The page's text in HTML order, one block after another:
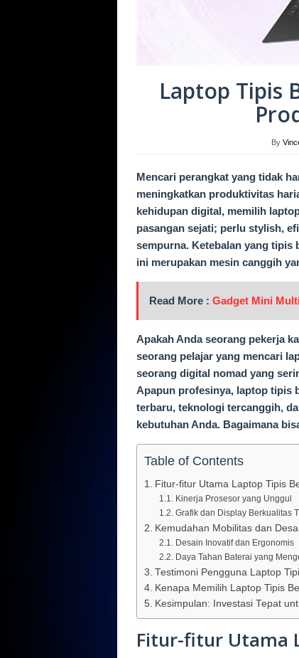
Laptop Tipis
By
Mencari perangkat yang tidak
meningkatkan produktivitas
kehidupan digital, memilih
pasangan sejati; perlu stylish,
sempurna. Ketebalan yang
ini merupakan mesin canggih
Read More : Gadget Mini
Apakah Anda seorang pekerja
seorang pelajar yang mencari
seorang digital nomad yang
Apapun profesinya, laptop tipis
terbaru, teknologi tercanggih,
kebutuhan Anda. Bagaimana
Table of Contents
Fitur-fitur Utama Laptop Tipis
Kinerja Prosesor yang Unggul
Grafik dan Display Berkualitas
Kemudahan Mobilitas dan
Desain Inovatif dan Ergonomis
Daya Tahan Baterai yang
Testimoni Pengguna Laptop
Kenapa Memilih Laptop Tipis
Kesimpulan: Investasi Tepat
Fitur-fitur Utama